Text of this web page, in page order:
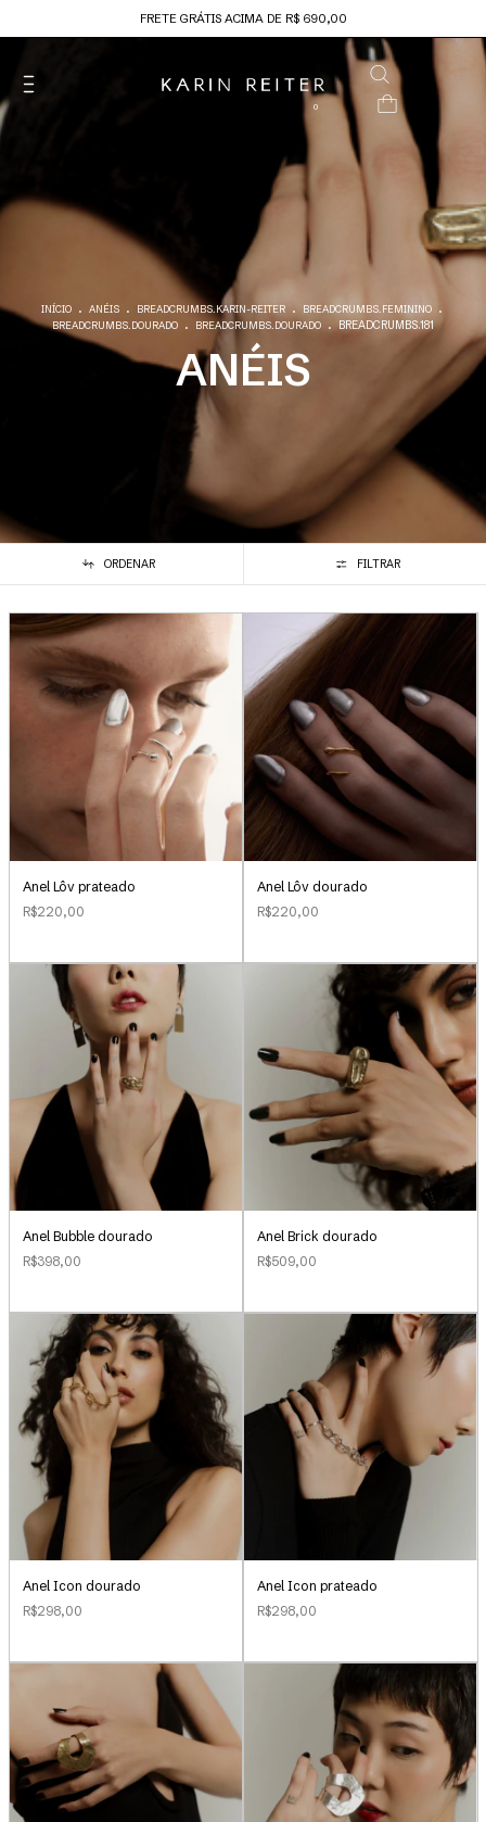
FRETE GRÁTIS ACIMA DE R$ 690,00
0
INÍCIO . ANÉIS . BREADCRUMBS.KARIN-REITER . BREADCRUMBS.FEMININO .
BREADCRUMBS.DOURADO . BREADCRUMBS.DOURADO . BREADCRUMBS.181
ANÉIS
ORDENAR FILTRAR
Anel Lôv prateado
R$220,00
Anel Lôv dourado
R$220,00
Anel Bubble dourado
R$398,00
Anel Brick dourado
R$509,00
Anel Icon dourado
R$298,00
Anel Icon prateado
R$298,00